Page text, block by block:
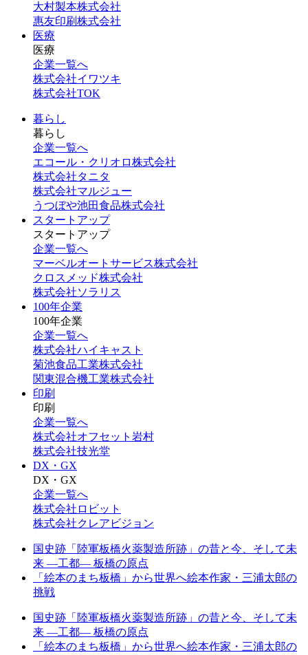
大村製本株式会社
惠友印刷株式会社
医療
医療
企業一覧へ
株式会社イワツキ
株式会社TOK
暮らし
暮らし
企業一覧へ
エコール・クリオロ株式会社
株式会社タニタ
株式会社マルジュー
うつぼや池田食品株式会社
スタートアップ
スタートアップ
企業一覧へ
マーベルオートサービス株式会社
クロスメッド株式会社
株式会社ソラリス
100年企業
100年企業
企業一覧へ
株式会社ハイキャスト
菊池食品工業株式会社
関東混合機工業株式会社
印刷
印刷
企業一覧へ
株式会社オフセット岩村
株式会社技光堂
DX・GX
DX・GX
企業一覧へ
株式会社ロビット
株式会社クレアビジョン
国史跡「陸軍板橋火薬製造所跡」の昔と今、そして未
来 —工都— 板橋の原点
「絵本のまち板橋」から世界へ絵本作家・三浦太郎の
挑戦
国史跡「陸軍板橋火薬製造所跡」の昔と今、そして未
来 —工都— 板橋の原点
「絵本のまち板橋」から世界へ絵本作家・三浦太郎の